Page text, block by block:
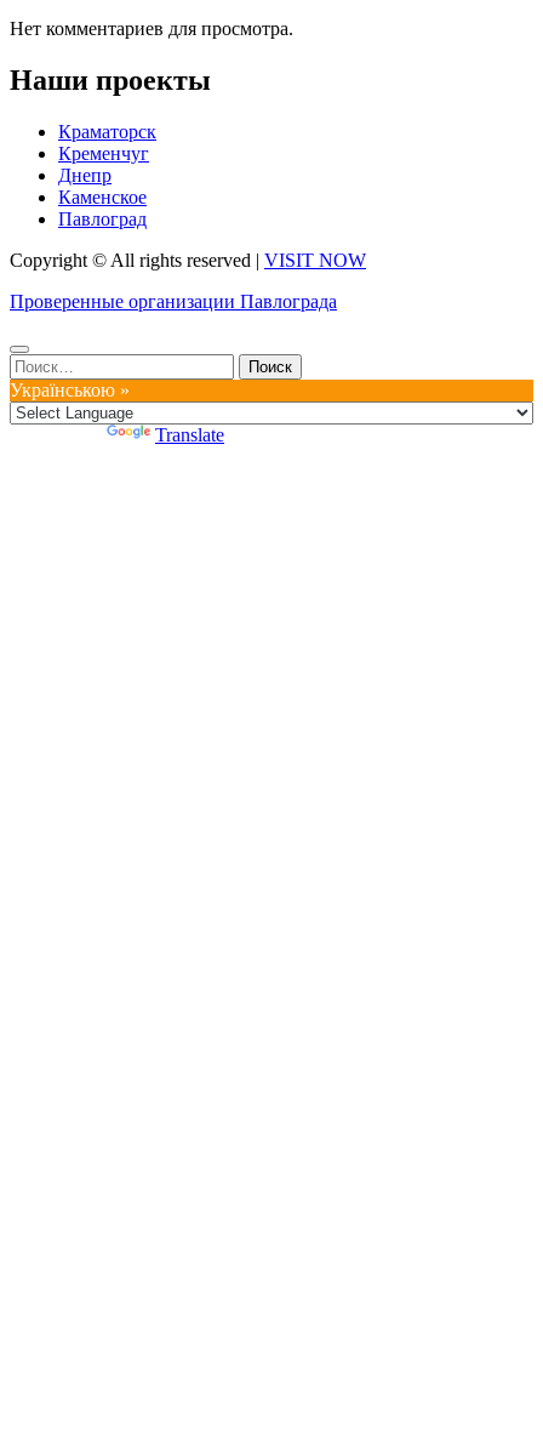
Нет комментариев для просмотра.
Наши проекты
Краматорск
Кременчуг
Днепр
Каменское
Павлоград
Copyright © All rights reserved | VISIT NOW
Проверенные организации Павлограда
Найти:
Українською »
Translate